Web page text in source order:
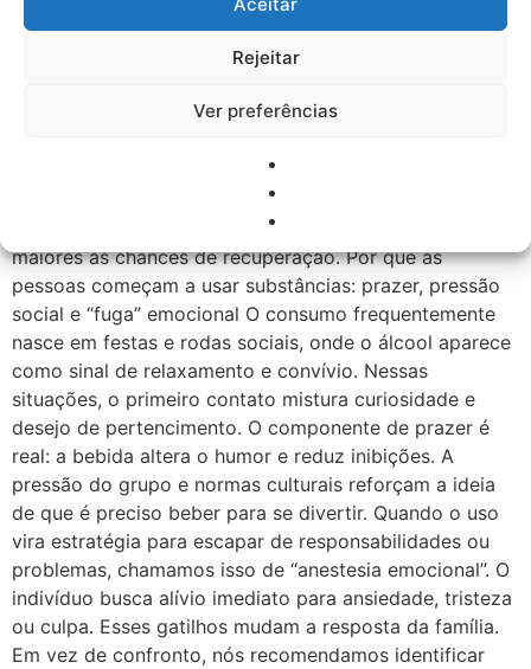
Rejeitar
Ver preferências
não conseguir é um sinal clínico importante. Distorção
no comportamento: busca constante pela substância.
mesmo efeito. Abstinência: sintomas físicos ou
sempre é linear. Tipo de substância, idade e ambiente
podem acelerar o processo. Quanto mais cedo agimos
com educação e intervenção, menores os danos e
maiores as chances de recuperação. Por que as
pessoas começam a usar substâncias: prazer, pressão
social e “fuga” emocional O consumo frequentemente
nasce em festas e rodas sociais, onde o álcool aparece
como sinal de relaxamento e convívio. Nessas
situações, o primeiro contato mistura curiosidade e
desejo de pertencimento. O componente de prazer é
real: a bebida altera o humor e reduz inibições. A
pressão do grupo e normas culturais reforçam a ideia
de que é preciso beber para se divertir. Quando o uso
vira estratégia para escapar de responsabilidades ou
problemas, chamamos isso de “anestesia emocional”. O
indivíduo busca alívio imediato para ansiedade, tristeza
ou culpa. Esses gatilhos mudam a resposta da família.
Em vez de confronto, nós recomendamos identificar